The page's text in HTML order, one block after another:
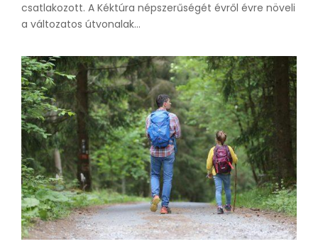
csatlakozott. A Kéktúra népszerűségét évről évre növeli
a változatos útvonalak...